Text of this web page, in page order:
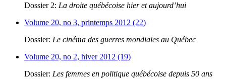
Dossier 2: La droite québécoise hier et aujourd’hui
Volume 20, no 3, printemps 2012 (22)
Dossier: Le cinéma des guerres mondiales au Québec
Volume 20, no 2, hiver 2012 (19)
Dossier: Les femmes en politique québécoise depuis 50 ans